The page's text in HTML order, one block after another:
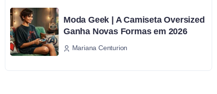
Moda Geek | A Camiseta Oversized
Ganha Novas Formas em 2026
Mariana Centurion